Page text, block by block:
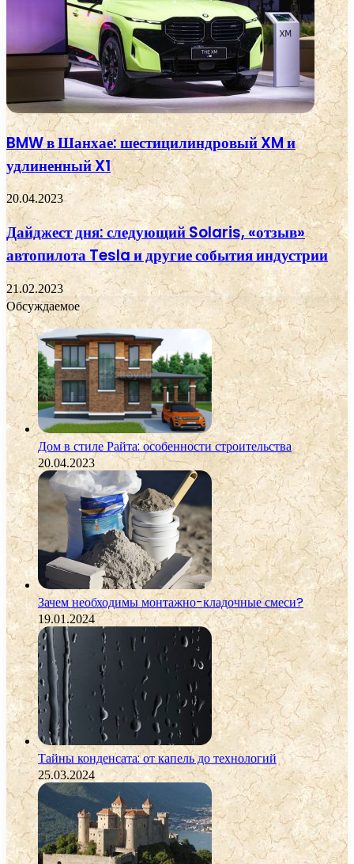
BMW в Шанхае: шестицилиндровый XM и
удлиненный X1
20.04.2023
Дайджест дня: следующий Solaris, «отзыв»
автопилота Tesla и другие события индустрии
21.02.2023
Обсуждаемое
Дом в стиле Райта: особенности строительства
20.04.2023
Зачем необходимы монтажно-кладочные смеси?
19.01.2024
Тайны конденсата: от капель до технологий
25.03.2024